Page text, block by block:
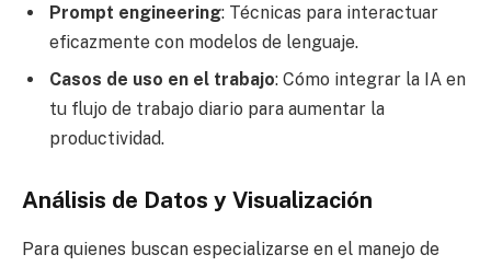
Prompt engineering: Técnicas para interactuar
eficazmente con modelos de lenguaje.
Casos de uso en el trabajo: Cómo integrar la IA en
tu flujo de trabajo diario para aumentar la
productividad.
Análisis de Datos y Visualización
Para quienes buscan especializarse en el manejo de